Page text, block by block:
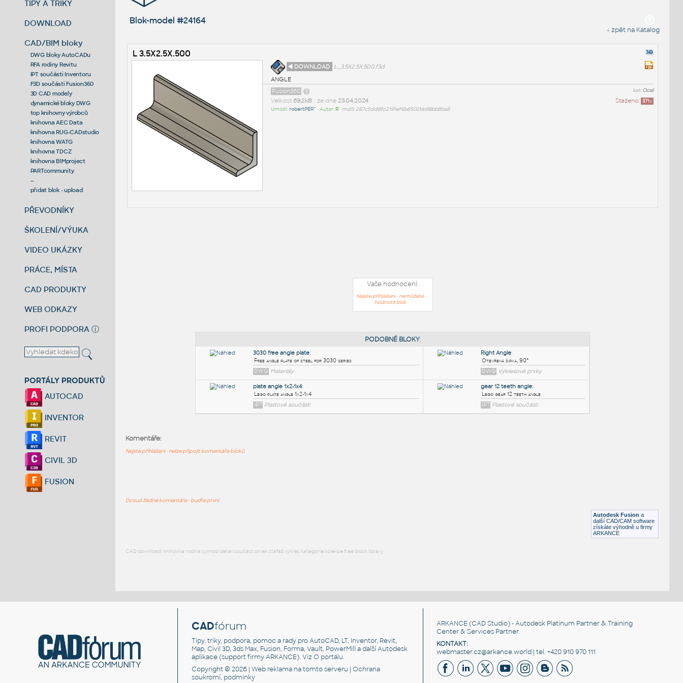
TIPY A TRIKY
DOWNLOAD
CAD/BIM bloky
DWG bloky AutoCADu
RFA rodiny Revitu
IPT součásti Inventoru
F3D součásti Fusion360
3D CAD modely
dynamické bloky DWG
top knihovny výrobců
knihovna AEC Data
knihovna RUG-CADstudio
knihovna WATG
knihovna TDCZ
knihovna BIMproject
PARTcommunity
--
přidat blok - upload
PŘEVODNÍKY
ŠKOLENÍ/VÝUKA
VIDEO UKÁZKY
PRÁCE, MÍSTA
CAD PRODUKTY
WEB ODKAZY
PROFI PODPORA ⓘ
PORTÁLY PRODUKTŮ
AUTOCAD
INVENTOR
REVIT
CIVIL 3D
FUSION
Blok-model #24164
« zpět na Katalog
L 3.5X2.5X.500
◄ DOWNLOAD
L_3.5X2.5X.500.f3d
ANGLE
kat:Ocel
Fusion360
Staženo: 371x
Velikost 69,2kB• ze dne 23.04.2024
Umístil:robertPER^ • Autor: R• md5: 287c5dd8fc2191ef6b6502bb98bb8ba8
Vaše hodnocení:
Nejste přihlášeni - nemůžete
hodnotit blok
Plastové součásti
Autodesk Fusion a
další CAD/CAM software
získáte výhodně u firmy
ARKANCE
Komentáře:
Nejste přihlášeni - nelze připojit komentáře bloků
Dosud žádné komentáře - buďte první
CAD download: knihovna rodina symbol detail součást prvek stafáž výkres kategorie kolekce free block library
CADfórum
Tipy, triky, podpora, pomoc a rady pro AutoCAD, LT, Inventor, Revit,
Map, Civil 3D, 3ds Max, Fusion, Forma, Vault, PowerMill a další Autodesk
aplikace (support firmy ARKANCE). VizO portálu.
Copyright © 2026 |Web reklama na tomto serveru |Ochrana
soukromí, podmínky
ARKANCE (CAD Studio) - Autodesk Platinum Partner & Training
Center & Services Partner
KONTAKT:
webmaster.cz@arkance.world | tel. +420 910 970 111